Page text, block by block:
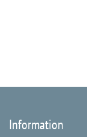
Information